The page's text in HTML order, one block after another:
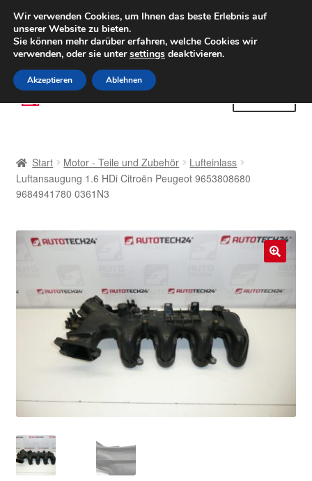
LIEFERUNG ab 6 EUR
Weltweiter Versand
(800) 500 564Mo-Fr 9-16 Uhr
Zur
Navigation
Zum
Inhalt
AGB
Beschwerdeordnung
Impressum
Lieferung
Mein Konto
Start Motor - Teile und Zubehör
Lufteinlass
Luftansaugung 1.6 HDi Citroën Peugeot 9653808680
9684941780 0361N3
Wir verwenden Cookies, um Ihnen das beste Erlebnis auf
unserer Website zu bieten.
Sie können mehr darüber erfahren, welche Cookies wir
verwenden, oder sie untersettings deaktivieren.
Akzeptieren Ablehnen